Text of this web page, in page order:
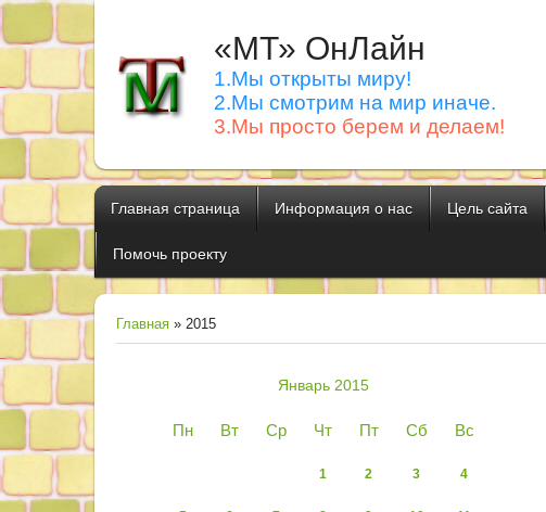
«МТ» ОнЛайн
1.Мы открыты миру!
2.Мы смотрим на мир иначе.
3.Мы просто берем и делаем!
Главная страница Информация о нас Цель сайта
Помочь проекту
Главная » 2015
Январь 2015
Пн Вт Ср Чт Пт Сб Вс
1 2 3 4